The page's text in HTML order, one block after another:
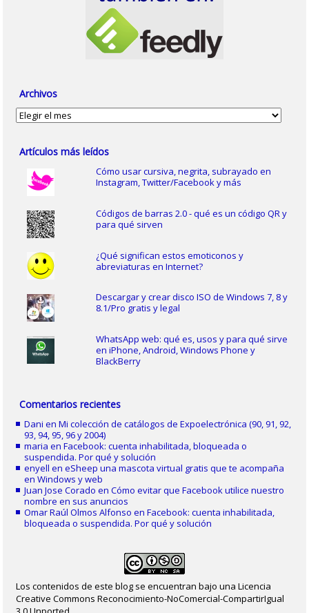
Archivos
Archivos
Artículos más leídos
Cómo usar cursiva, negrita, subrayado en
Instagram, Twitter/Facebook y más
Códigos de barras 2.0 - qué es un código QR y
para qué sirven
¿Qué significan estos emoticonos y
abreviaturas en Internet?
Descargar y crear disco ISO de Windows 7, 8 y
8.1/Pro gratis y legal
WhatsApp web: qué es, usos y para qué sirve
en iPhone, Android, Windows Phone y
BlackBerry
Comentarios recientes
Dani enMi colección de catálogos de Expoelectrónica (90, 91, 92,
93, 94, 95, 96 y 2004)
maria enFacebook: cuenta inhabilitada, bloqueada o
suspendida. Por qué y solución
enyell eneSheep una mascota virtual gratis que te acompaña
en Windows y web
Juan Jose Corado enCómo evitar que Facebook utilice nuestro
nombre en sus anuncios
Omar Raúl Olmos Alfonso enFacebook: cuenta inhabilitada,
bloqueada o suspendida. Por qué y solución
Los contenidos de este blog se encuentran bajo una Licencia
Creative Commons Reconocimiento-NoComercial-CompartirIgual